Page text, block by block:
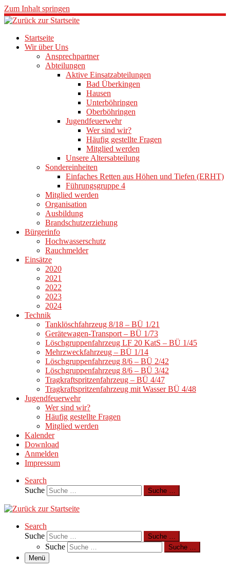
Zum Inhalt springen
Startseite
Wir über Uns
Ansprechpartner
Abteilungen
Aktive Einsatzabteilungen
Bad Überkingen
Hausen
Unterböhringen
Oberböhringen
Jugendfeuerwehr
Wer sind wir?
Häufig gestellte Fragen
Mitglied werden
Unsere Altersabteilung
Sondereinheiten
Einfaches Retten aus Höhen und Tiefen (ERHT)
Führungsgruppe 4
Mitglied werden
Organisation
Ausbildung
Brandschutzerziehung
Bürgerinfo
Hochwasserschutz
Rauchmelder
Einsätze
2020
2021
2022
2023
2024
Technik
Tanklöschfahrzeug 8/18 – BÜ 1/21
Gerätewagen-Transport – BÜ 1/73
Löschgruppenfahrzeug LF 20 KatS – BÜ 1/45
Mehrzweckfahrzeug – BÜ 1/14
Löschgruppenfahrzeug 8/6 – BÜ 2/42
Löschgruppenfahrzeug 8/6 – BÜ 3/42
Tragkraftspritzenfahrzeug – BÜ 4/47
Tragkraftspritzenfahrzeug mit Wasser BÜ 4/48
Jugendfeuerwehr
Wer sind wir?
Häufig gestellte Fragen
Mitglied werden
Kalender
Download
Anmelden
Impressum
Search
Suche
Suche …
Search
Suche
Suche …
Suche
Suche …
Menü